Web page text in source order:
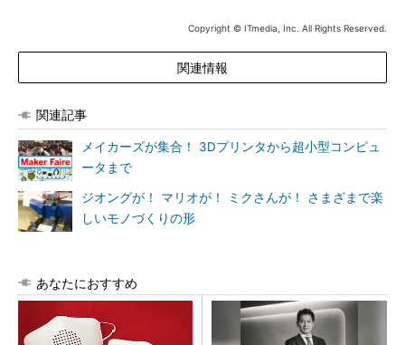
Copyright © ITmedia, Inc. All Rights Reserved.
関連情報
関連記事
メイカーズが集合！ 3Dプリンタから超小型コンピュ
ータまで
ジオングが！ マリオが！ ミクさんが！ さまざまで楽
しいモノづくりの形
あなたにおすすめ